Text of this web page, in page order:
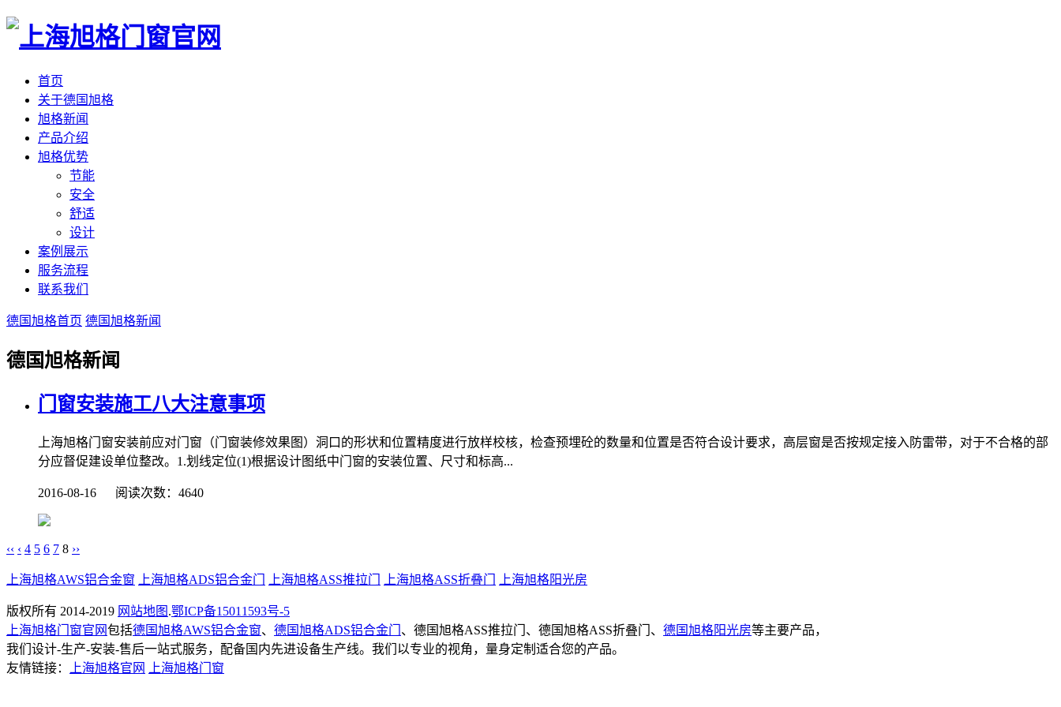
首页
关于德国旭格
旭格新闻
产品介绍
旭格优势
节能
安全
舒适
设计
案例展示
服务流程
联系我们
德国旭格首页 德国旭格新闻
德国旭格新闻
门窗安装施工八大注意事项
上海旭格门窗安装前应对门窗（门窗装修效果图）洞口的形状和位置精度进行放样校核，检查预埋砼的数量和位置是否符合设计要求，高层窗是否按规定接入防雷带，对于不合格的部
分应督促建设单位整改。1.划线定位(1)根据设计图纸中门窗的安装位置、尺寸和标高...
2016-08-16 阅读次数：4640
‹‹ ‹ 4 5 6 7 8 ››
上海旭格AWS铝合金窗 上海旭格ADS铝合金门 上海旭格ASS推拉门 上海旭格ASS折叠门 上海旭格阳光房
版权所有 2014-2019 网站地图 .鄂ICP备15011593号-5
上海旭格门窗官网包括德国旭格AWS铝合金窗、 德国旭格ADS铝合金门 、德国旭格ASS推拉门、德国旭格ASS折叠门、 德国旭格阳光房等主要产品，
我们设计-生产-安装-售后一站式服务，配备国内先进设备生产线。我们以专业的视角，量身定制适合您的产品。
友情链接：
上海旭格官网 上海旭格门窗